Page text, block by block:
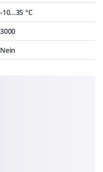
-10...35 °C
3000
Nein